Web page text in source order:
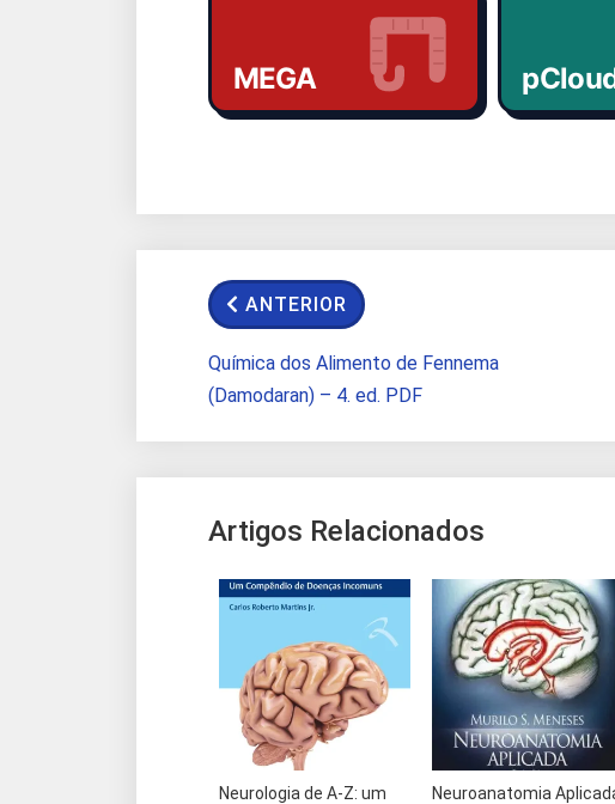
MEGA
ANTERIOR
Química dos Alimento de Fennema
(Damodaran) – 4. ed. PDF
Artigos Relacionados
Neurologia de A-Z: um
Neuroanatomia